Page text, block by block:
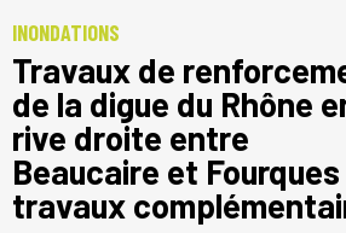
INONDATIONS
Travaux de
de la digue du Rhône
rive droite entre
Beaucaire et
travaux